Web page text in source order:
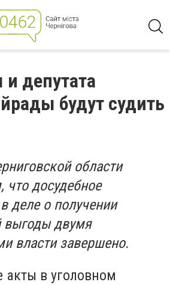
депутата
будут судить
области
что досудебное
деле о получении
выгоды двумя
власти завершено.
акты в уголовном